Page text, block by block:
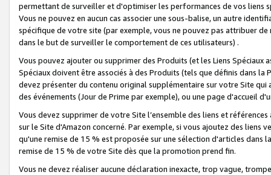
permettant de surveiller et d'optimiser les performances de vos liens
Vous ne pouvez en aucun cas associer une sous-balise, un autre
spécifique de votre site (par exemple, vous ne pouvez pas attribuer
dans le but de surveiller le comportement de ces utilisateurs) .
Vous pouvez ajouter ou supprimer des Produits (et les Liens
Spéciaux doivent être associés à des Produits (tels que définis dans
devez présenter du contenu original supplémentaire sur votre Site qui
des événements (Jour de Prime par exemple), ou une page d'accueil
Vous devez supprimer de votre Site l’ensemble des liens et
sur le Site d'Amazon concerné. Par exemple, si vous ajoutez des
qu'une remise de 15 % est proposée sur une sélection d'articles
remise de 15 % de votre Site dès que la promotion prend fin.
Vous ne devez réaliser aucune déclaration inexacte, trop vague,